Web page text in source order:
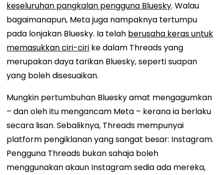
keseluruhan pangkalan pengguna Bluesky. Walau
bagaimanapun, Meta juga nampaknya tertumpu
pada lonjakan Bluesky. Ia telah berusaha keras untuk
memasukkan ciri-ciri ke dalam Threads yang
merupakan daya tarikan Bluesky, seperti suapan
yang boleh disesuaikan.
Mungkin pertumbuhan Bluesky amat mengagumkan
– dan oleh itu mengancam Meta – kerana ia berlaku
secara lisan. Sebaliknya, Threads mempunyai
platform pengiklanan yang sangat besar: Instagram.
Pengguna Threads bukan sahaja boleh
menggunakan akaun Instagram sedia ada mereka,